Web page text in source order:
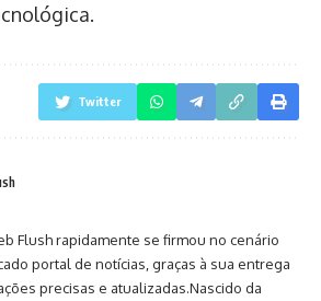
Twitter
Flush rapidamente se firmou no cenário
portal de notícias, graças à sua entrega
precisas e atualizadas.Nascido da